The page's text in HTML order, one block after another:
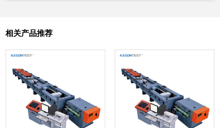
相关产品推荐